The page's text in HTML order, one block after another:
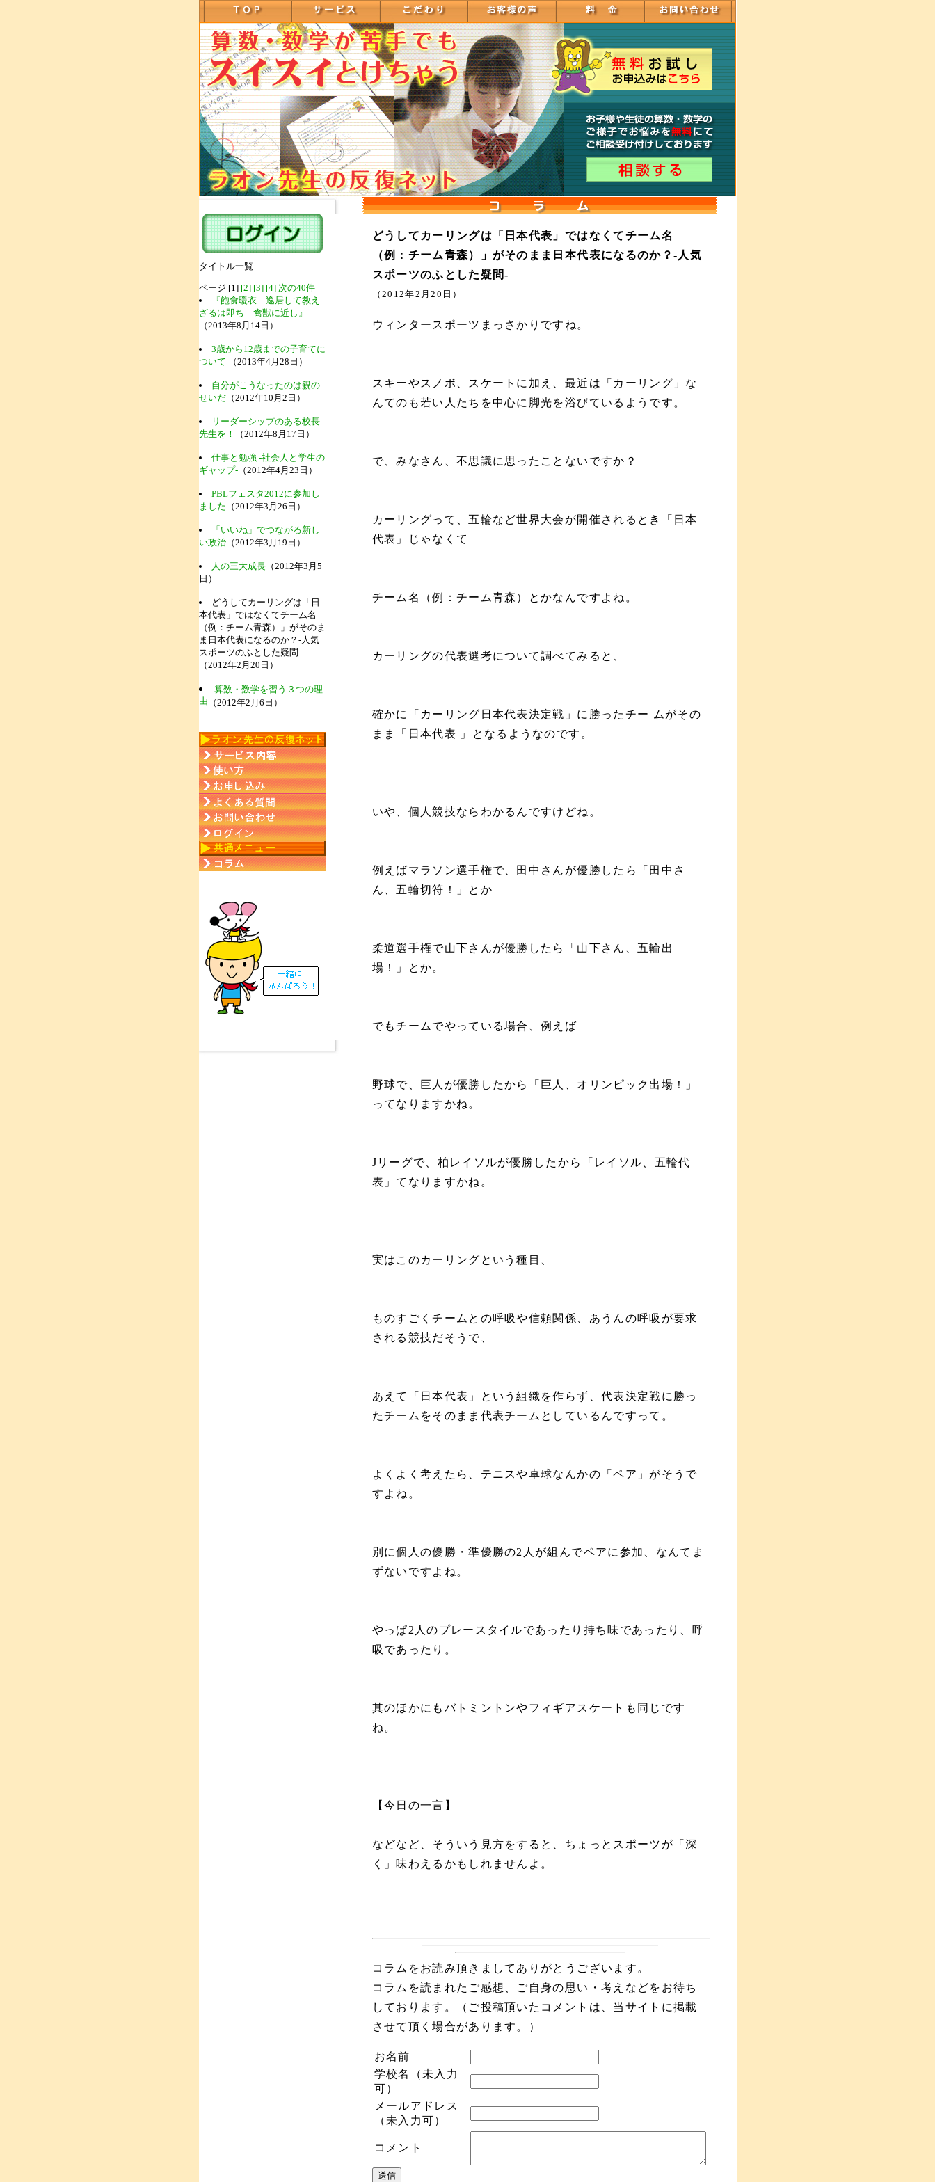
タイトル一覧
ページ [1] [2] [3] [4] 次の40件
『飽食暖衣 逸居して教え
ざるは即ち 禽獣に近し』
（2013年8月14日）
3歳から12歳までの子育てに
ついて
（2013年4月28日）
自分がこうなったのは親の
せいだ（2012年10月2日）
リーダーシップのある校長
先生を！
（2012年8月17日）
仕事と勉強 -社会人と学生の
ギャップ-（2012年4月23日）
PBLフェスタ2012に参加し
ました （2012年3月26日）
「いいね」でつながる新し
い政治（2012年3月19日）
人の三大成長（2012年3月5
日）
どうしてカーリングは「日
本代表」ではなくてチーム名
（例：チーム青森）」がそのま
ま日本代表になるのか？-人気
スポーツのふとした疑問-
（2012年2月20日）
算数・数学を習う３つの理
由 （2012年2月6日）
どうしてカーリングは「日本代表」ではなくてチーム名
（例：チーム青森）」がそのまま日本代表になるのか？-人気
スポーツのふとした疑問-
（2012年2月20日）
ウィンタースポーツまっさかりですね。
スキーやスノボ、スケートに加え、最近は「カーリング」な
んてのも若い人たちを中心に脚光を浴びているようです。
で、みなさん、不思議に思ったことないですか？
カーリングって、五輪など世界大会が開催されるとき「日本
代表」じゃなくて
チーム名（例：チーム青森）とかなんですよね。
カーリングの代表選考について調べてみると、
確かに「カーリング日本代表決定戦」に勝ったチー ムがその
まま「日本代表 」となるようなのです。
いや、個人競技ならわかるんですけどね。
例えばマラソン選手権で、田中さんが優勝したら「田中さ
ん、五輪切符！」とか
柔道選手権で山下さんが優勝したら「山下さん、五輪出
場！」とか。
でもチームでやっている場合、例えば
野球で、巨人が優勝したから「巨人、オリンピック出場！」
ってなりますかね。
Jリーグで、柏レイソルが優勝したから「レイソル、五輪代
表」てなりますかね。
実はこのカーリングという種目、
ものすごくチームとの呼吸や信頼関係、あうんの呼吸が要求
される競技だそうで、
あえて「日本代表」という組織を作らず、代表決定戦に勝っ
たチームをそのまま代表チームとしているんですって。
よくよく考えたら、テニスや卓球なんかの「ペア」がそうで
すよね。
別に個人の優勝・準優勝の2人が組んでペアに参加、なんてま
ずないですよね。
やっぱ2人のプレースタイルであったり持ち味であったり、呼
吸であったり。
其のほかにもバトミントンやフィギアスケートも同じです
ね。
【今日の一言】
などなど、そういう見方をすると、ちょっとスポーツが「深
く」味わえるかもしれませんよ。
コラムをお読み頂きましてありがとうございます。
コラムを読まれたご感想、ご自身の思い・考えなどをお待ち
しております。（ご投稿頂いたコメントは、当サイトに掲載
させて頂く場合があります。）
お名前
学校名（未入力
可）
メールアドレス
（未入力可）
コメント